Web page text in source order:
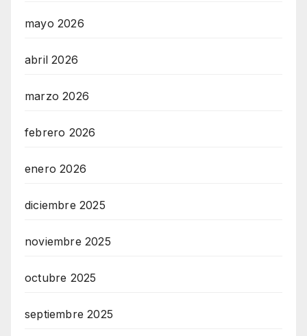
mayo 2026
abril 2026
marzo 2026
febrero 2026
enero 2026
diciembre 2025
noviembre 2025
octubre 2025
septiembre 2025